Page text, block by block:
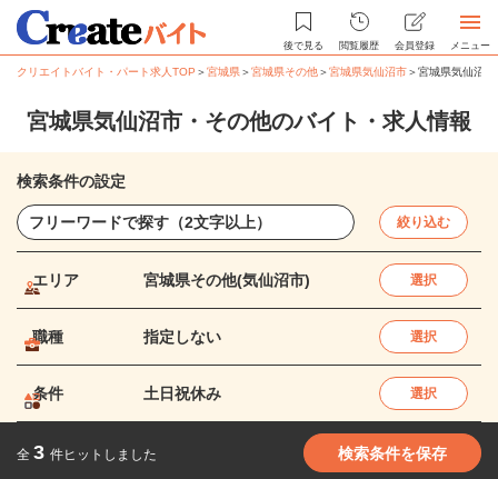
後で見る 閲覧履歴 会員登録 メニュー
クリエイトバイト・パート求人TOP ＞宮城県＞宮城県その他＞宮城県気仙沼市＞宮城県気仙沼
宮城県気仙沼市・その他のバイト・求人情報
検索条件の設定
絞り込む
エリア 宮城県その他(気仙沼市) 選択
職種 指定しない 選択
条件 土日祝休み 選択
全 3 件ヒットしました 検索条件を保存